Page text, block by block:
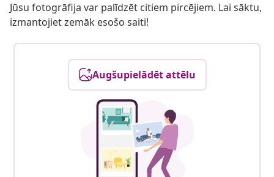
Jūsu fotogrāfija var palīdzēt citiem pircējiem. Lai sāktu,
izmantojiet zemāk esošo saiti!
Augšupielādēt attēlu